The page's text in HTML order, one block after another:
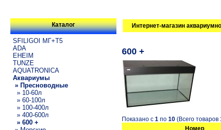
Каталог
SFILIGOI МГ+Т5
ADA
EHEIM
TUNZE
AQUATRONICA
Аквариумы
» Пресноводные
» 10-60л
» 60-100л
» 100-400л
» 400-600л
» 600 +
Интернет-магазин
600 +
Показано с 1по 10(Всего товаров
Номер